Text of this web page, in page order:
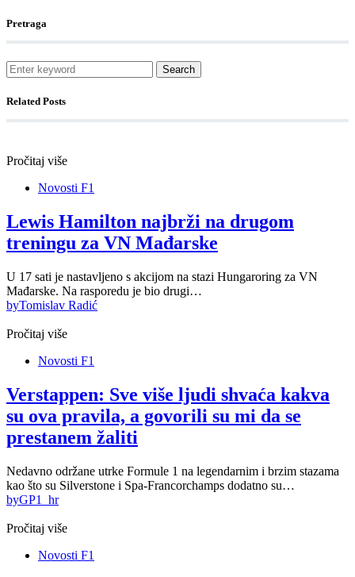
Pretraga
Search
Related Posts
Pročitaj više
Novosti F1
Lewis Hamilton najbrži na drugom
treningu za VN Mađarske
U 17 sati je nastavljeno s akcijom na stazi Hungaroring za VN
Mađarske. Na rasporedu je bio drugi…
byTomislav Radić
Pročitaj više
Novosti F1
Verstappen: Sve više ljudi shvaća kakva
su ova pravila, a govorili su mi da se
prestanem žaliti
Nedavno održane utrke Formule 1 na legendarnim i brzim stazama
kao što su Silverstone i Spa-Francorchamps dodatno su…
byGP1_hr
Pročitaj više
Novosti F1